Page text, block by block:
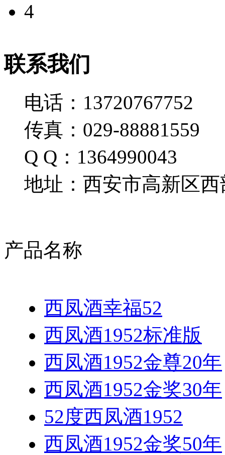
4
联系我们
电话：13720767752
传真：029-88881559
Q Q：1364990043
地址：西安市高新区西
产品名称
西凤酒幸福52
西凤酒1952标准版
西凤酒1952金尊20年
西凤酒1952金奖30年
52度西凤酒1952
西凤酒1952金奖50年